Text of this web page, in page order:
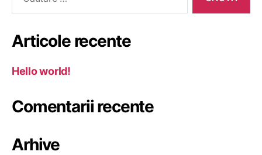
Articole recente
Hello world!
Comentarii recente
Arhive